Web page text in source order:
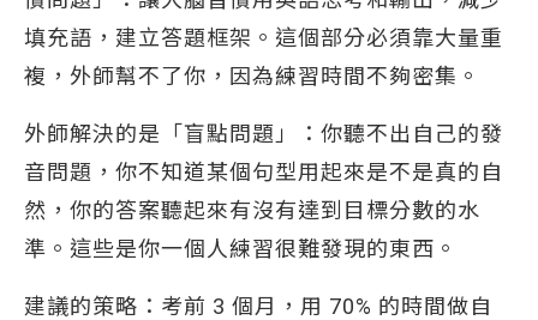
填充語，建立答題框架。這個部分必須靠大量重
複，外師幫不了你，因為練習時間不夠密集。
外師解決的是「盲點問題」：你聽不出自己的發
音問題，你不知道某個句型用起來是不是真的自
然，你的答案聽起來有沒有達到目標分數的水
準。這些是你一個人練習很難發現的東西。
建議的策略：考前 3 個月，用 70% 的時間做自